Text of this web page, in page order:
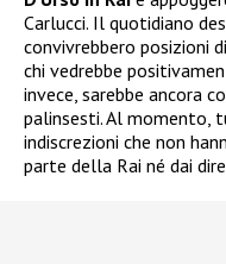
Carlucci. Il quotidiano
convivrebbero posizioni
chi vedrebbe
invece, sarebbe ancora
palinsesti. Al momento,
indiscrezioni che non
parte della Rai né dai